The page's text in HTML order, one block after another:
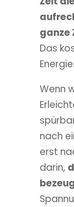
ganze
Das
Energie.
Wenn
nach
erst
darin,